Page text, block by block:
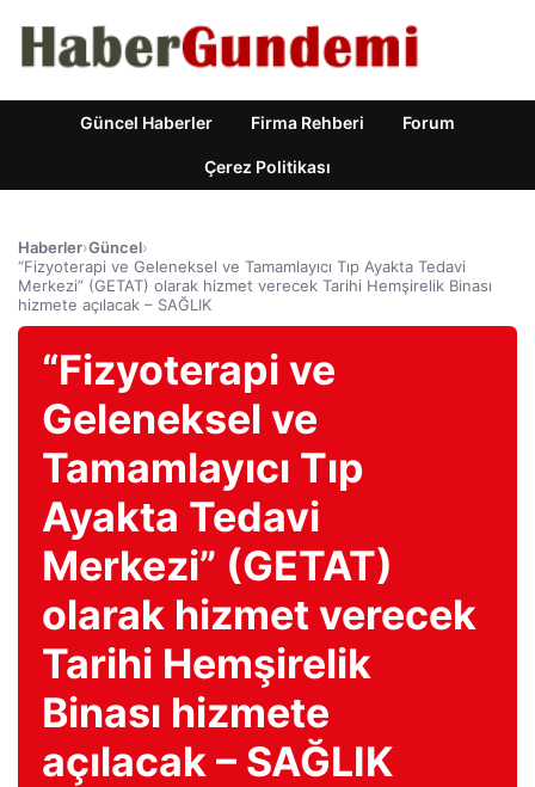
Güncel Haberler Firma Rehberi Forum
Çerez Politikası
Haberler›Güncel›
“Fizyoterapi ve Geleneksel ve Tamamlayıcı Tıp Ayakta Tedavi
Merkezi” (GETAT) olarak hizmet verecek Tarihi Hemşirelik Binası
hizmete açılacak – SAĞLIK
“Fizyoterapi ve
Geleneksel ve
Tamamlayıcı Tıp
Ayakta Tedavi
Merkezi” (GETAT)
olarak hizmet verecek
Tarihi Hemşirelik
Binası hizmete
açılacak – SAĞLIK